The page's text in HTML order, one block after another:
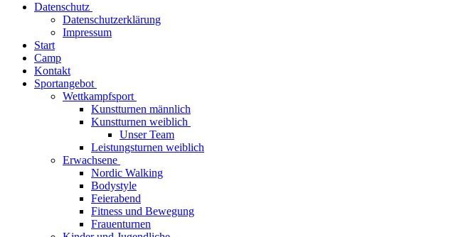
Datenschutz
Datenschutzerklärung
Impressum
Start
Camp
Kontakt
Sportangebot
Wettkampfsport
Kunstturnen männlich
Kunstturnen weiblich
Unser Team
Leistungsturnen weiblich
Erwachsene
Nordic Walking
Bodystyle
Feierabend
Fitness und Bewegung
Frauenturnen